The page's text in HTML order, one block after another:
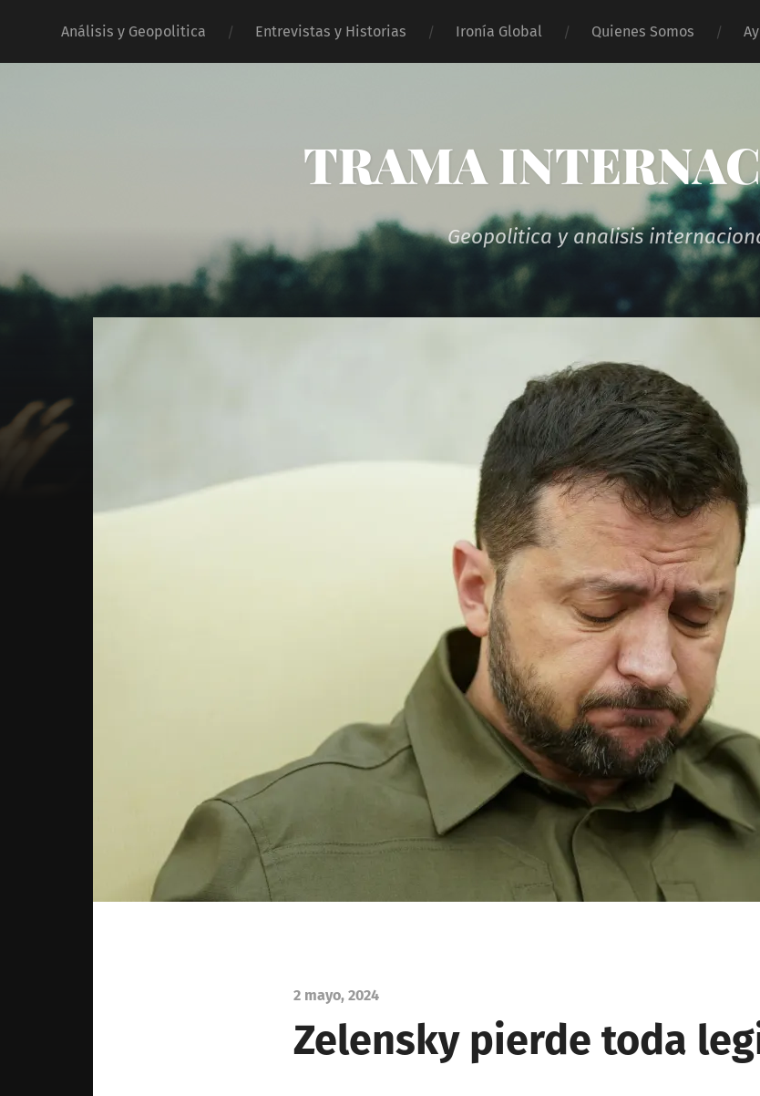
Análisis y Geopolitica Entrevistas y Historias Ironía Global Quienes Somos
TRAMA
Geopolitica y analisis
2 mayo, 2024
Zelensky pierde toda